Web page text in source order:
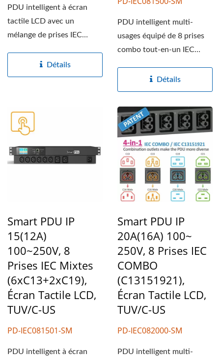
PDU intelligent à écran
tactile LCD avec un
mélange de prises IEC
solution...
Détails
PDU intelligent multi-
usages équipé de 8 prises
combo tout-en-un IEC
Détails
Smart PDU IP
15(12A)
100~250V, 8
Prises IEC Mixtes
(6xC13+2xC19),
Écran Tactile LCD,
TUV/C-US
PD-IEC081501-SM
PDU intelligent à écran
Smart PDU IP
20A(16A) 100~
250V, 8 Prises IEC
COMBO
(C13151921),
Écran Tactile LCD,
TUV/C-US
PD-IEC082000-SM
PDU intelligent multi-